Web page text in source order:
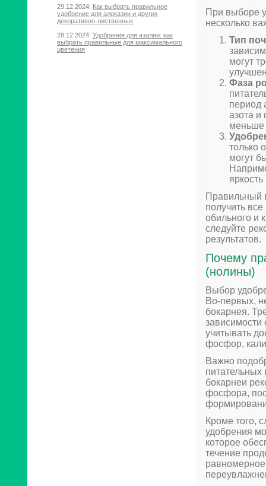
29.12.2024: Как выбрать правильное
удобрение для алоказии и других
декоративно-лиственных
28.12.2024: Удобрения для азалии: как
выбрать правильные для максимального
цветения
При выборе
несколько
Тип
могут
Фаза
период
азота и
меньше
только
могут
Правильный
получить
обильного и
следуйте
результатов.
Почему
(нолины)
Выбор
Во-первых,
бокарнея.
зависимости
учитывать
фосфор,
Важно
бокарнеи
фосфора,
Кроме того,
удобрения
которое
течение